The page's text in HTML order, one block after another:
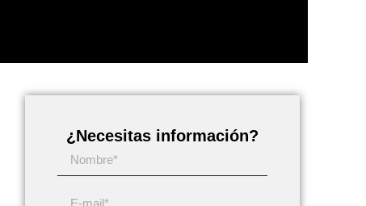
¿Necesitas información?